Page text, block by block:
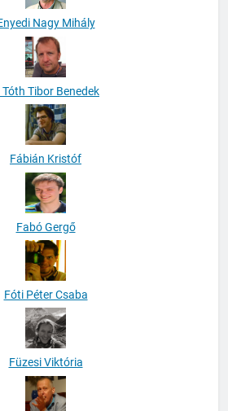
Nagy Mihály
Tóth Tibor Benedek
Fábián Kristóf
Fabó Gergő
Fóti Péter Csaba
Füzesi Viktória